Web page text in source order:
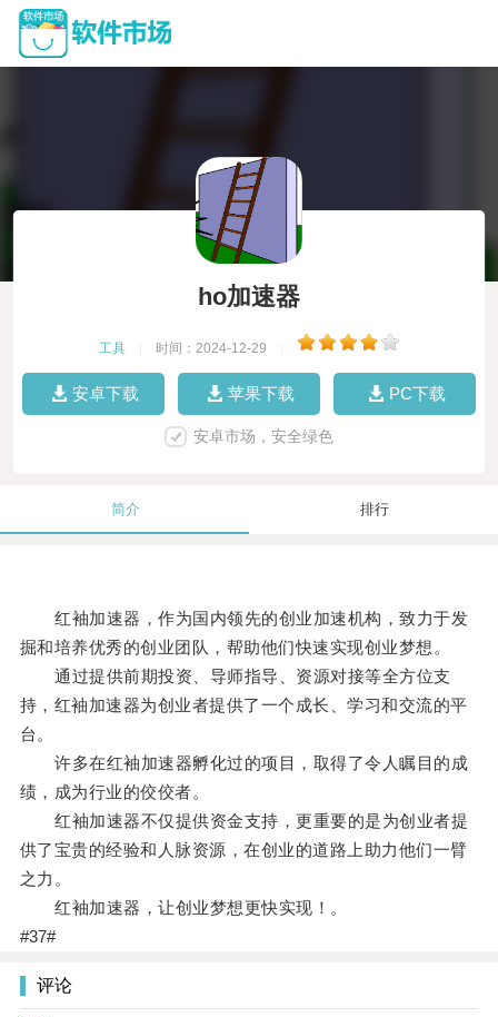
ho加速器
工具 时间：2024-12-29
安卓下载 苹果下载 PC下载
安卓市场，安全绿色
简介 排行
红袖加速器，作为国内领先的创业加速机构，致力于发
掘和培养优秀的创业团队，帮助他们快速实现创业梦想。
通过提供前期投资、导师指导、资源对接等全方位支
持，红袖加速器为创业者提供了一个成长、学习和交流的平
台。
许多在红袖加速器孵化过的项目，取得了令人瞩目的成
绩，成为行业的佼佼者。
红袖加速器不仅提供资金支持，更重要的是为创业者提
供了宝贵的经验和人脉资源，在创业的道路上助力他们一臂
之力。
红袖加速器，让创业梦想更快实现！。
#37#
评论